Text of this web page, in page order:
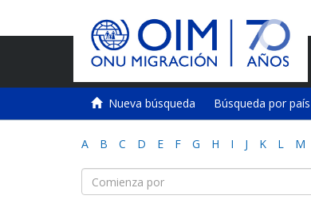
Nueva búsqueda Búsqueda por país
A B C D E F G H I J K L M